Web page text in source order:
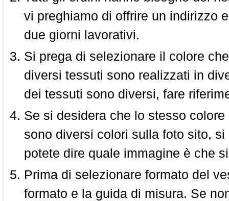
vi preghiamo di offrire un indirizzo
due giorni lavorativi.
Si prega di selezionare il colore
diversi tessuti sono realizzati in
dei tessuti sono diversi, fare
Se si desidera che lo stesso
sono diversi colori sulla foto sito,
potete dire quale immagine è che
Prima di selezionare formato del
formato e la guida di misura. Se